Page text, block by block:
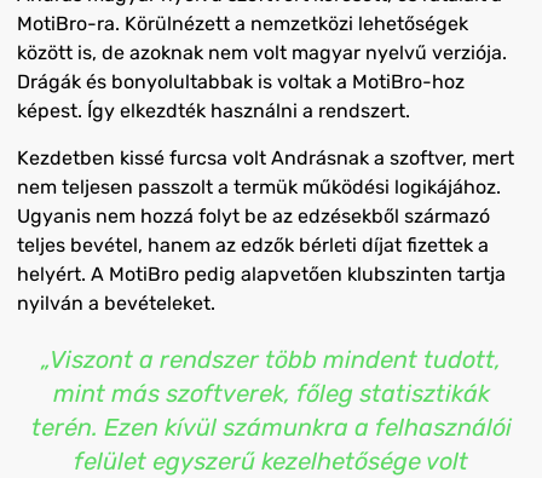
MotiBro-ra. Körülnézett a nemzetközi lehetőségek
között is, de azoknak nem volt magyar nyelvű verziója.
Drágák és bonyolultabbak is voltak a MotiBro-hoz
képest. Így elkezdték használni a rendszert.
Kezdetben kissé furcsa volt Andrásnak a szoftver, mert
nem teljesen passzolt a termük működési logikájához.
Ugyanis nem hozzá folyt be az edzésekből származó
teljes bevétel, hanem az edzők bérleti díjat fizettek a
helyért. A MotiBro pedig alapvetően klubszinten tartja
nyilván a bevételeket.
„Viszont a rendszer több mindent tudott,
mint más szoftverek, főleg statisztikák
terén. Ezen kívül számunkra a felhasználói
felület egyszerű kezelhetősége volt